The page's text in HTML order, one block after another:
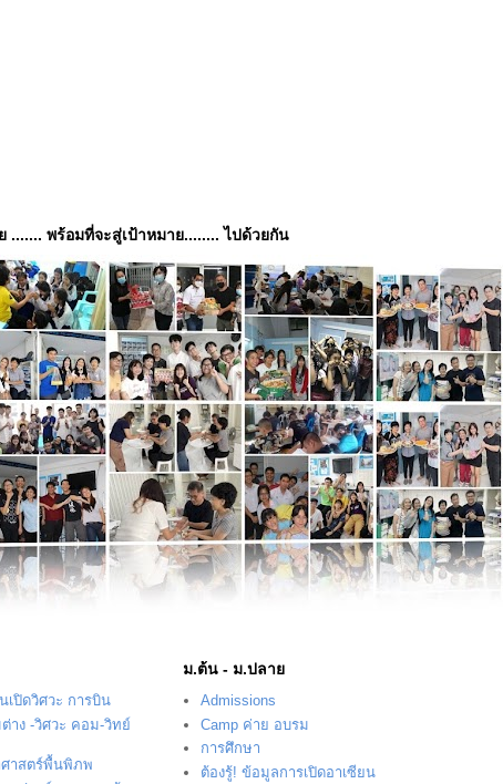
....... พร้อมที่จะสู่เป้าหมาย........ ไปด้วยกัน
เปิดวิศวะ การบิน
าง -วิศวะ คอม-วิทย์
ศาสตร์พื้นพิภพ
ม.ต้น - ม.ปลาย
Admissions
Camp ค่าย อบรม
การศึกษา
ต้องรู้! ข้อมูลการเปิดอาเซียน